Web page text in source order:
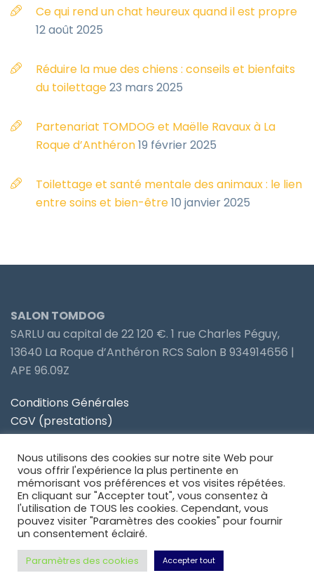
Ce qui rend un chat heureux quand il est propre
12 août 2025
Réduire la mue des chiens : conseils et bienfaits
du toilettage23 mars 2025
Partenariat TOMDOG et Maëlle Ravaux à La
Roque d’Anthéron19 février 2025
Toilettage et santé mentale des animaux : le lien
entre soins et bien-être10 janvier 2025
SALON TOMDOG
SARLU au capital de 22 120 €. 1 rue Charles Péguy,
13640 La Roque d’Anthéron RCS Salon B 934914656 |
APE 96.09Z
Conditions Générales
CGV (prestations)
Politique de confidentialité
Site partenaire Toiletteur Nos Avis
Site partenaire Anidom
Nous utilisons des cookies sur notre site Web pour
vous offrir l'expérience la plus pertinente en
mémorisant vos préférences et vos visites répétées.
En cliquant sur "Accepter tout", vous consentez à
l'utilisation de TOUS les cookies. Cependant, vous
pouvez visiter "Paramètres des cookies" pour fournir
un consentement éclairé.
Paramètres des cookies Accepter tout